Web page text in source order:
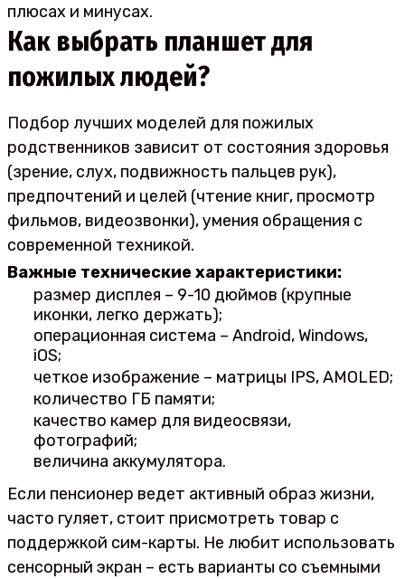
плюсах и минусах.
Как выбрать планшет для
пожилых людей?
Подбор лучших моделей для пожилых
родственников зависит от состояния здоровья
(зрение, слух, подвижность пальцев рук),
предпочтений и целей (чтение книг, просмотр
фильмов, видеозвонки), умения обращения с
современной техникой.
Важные технические характеристики:
размер дисплея – 9-10 дюймов (крупные
иконки, легко держать);
операционная система – Android, Windows,
iOS;
четкое изображение – матрицы IPS, AMOLED;
количество ГБ памяти;
качество камер для видеосвязи,
фотографий;
величина аккумулятора.
Если пенсионер ведет активный образ жизни,
часто гуляет, стоит присмотреть товар с
поддержкой сим-карты. Не любит использовать
сенсорный экран – есть варианты со съемными